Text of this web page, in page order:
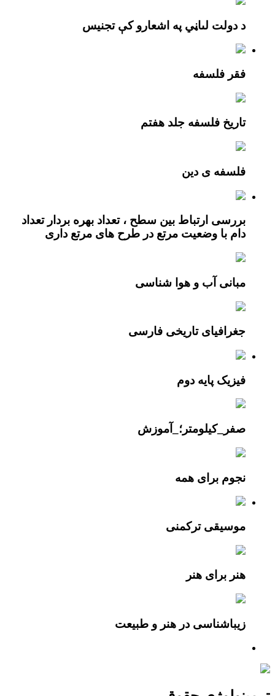
د دولت لىاڼي په اشعارو کې تجنیس
فقر فلسفه
تاریخ فلسفه جلد هفتم
فلسفه ی دین
بررسی ارتباط بین سطح ، تعداد بهره بردار تعداد
دام با وضعیت مرتع در طرح های مرتع داری
مبانی آب و هوا شناسی
جغرافیای تاریخی فارسی
فیزیک پایه دوم
صفر_کیلومتر؛_آموزش
نجوم برای همه
موسیقی ترکمنی
هنر برای هنر
زیباشناسی در هنر و طبیعت